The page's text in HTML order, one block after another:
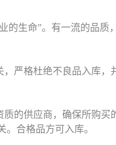
的生命”。有一流的品
，严格杜绝不良品入库
质的供应商，确保所购
。合格品方可入库。